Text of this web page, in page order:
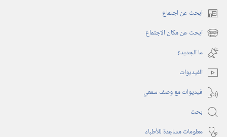
ابحث عن اجتماع (يفتح
نافذة ابحث عن مكان الاجتماع (يفتح
نافذة
جديدة)
ما الجديد؟‏
الفيديوات
فيديوات مع وصف سمعي
بحث
معلومات مساعِدة للأطباء